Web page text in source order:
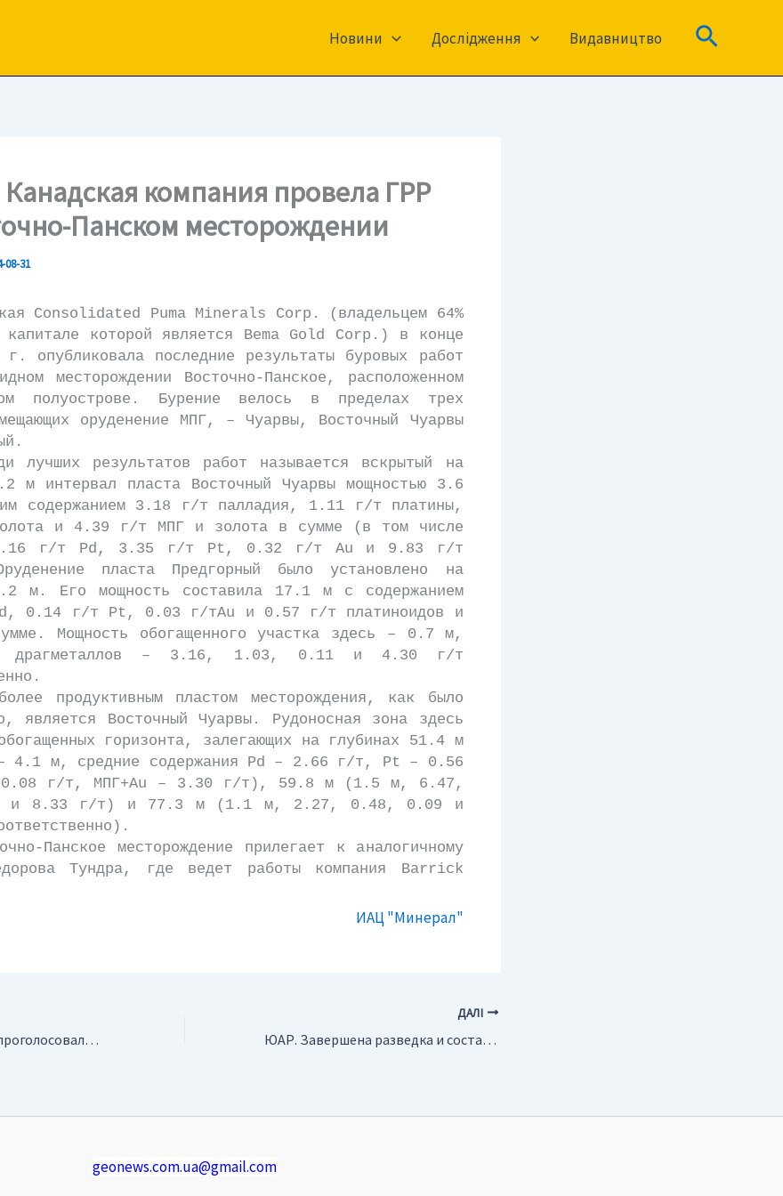
Новини Дослідження Видавництво Пошук
Канадская компания провела ГРР
Панском месторождении
08-31
Consolidated Puma Minerals Corp. (владельцем 64%
капитале которой является Bema Gold Corp.) в конце
г. опубликовала последние результаты буровых работ
месторождении Восточно-Панское, расположенном
полуострове. Бурение велось в пределах трех
оруденение МПГ, – Чуарвы, Восточный Чуарвы
результатов работ называется вскрытый на
м интервал пласта Восточный Чуарвы мощностью 3.6
содержанием 3.18 г/т палладия, 1.11 г/т платины,
и 4.39 г/т МПГ и золота в сумме (в том числе
г/т Pd, 3.35 г/т Pt, 0.32 г/т Au и 9.83 г/т
пласта Предгорный было установлено на
м. Его мощность составила 17.1 м с содержанием
0.14 г/т Pt, 0.03 г/тAu и 0.57 г/т платиноидов и
Мощность обогащенного участка здесь – 0.7 м,
драгметаллов – 3.16, 1.03, 0.11 и 4.30 г/т
продуктивным пластом месторождения, как было
является Восточный Чуарвы. Рудоносная зона здесь
горизонта, залегающих на глубинах 51.4 м
– 4.1 м, средние содержания Pd – 2.66 г/т, Pt – 0.56
г/т, МПГ+Au – 3.30 г/т), 59.8 м (1.5 м, 6.47,
и 8.33 г/т) и 77.3 м (1.1 м, 2.27, 0.48, 0.09 и
Панское месторождение прилегает к аналогичному
Тундра, где ведет работы компания Barrick
ИАЦ "Минерал"
Украина. Депутаты проголосовали за дополнения в ст.57 КоАП
ДАЛІ
ЮАР. Завершена разведка и составлен проект освоения месторождения Блу-Ридж
geonews.com.ua@gmail.com